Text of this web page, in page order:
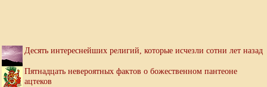
Десять интереснейших религий, которые исчезли сотни лет назад
Пятнадцать невероятных фактов о божественном пантеоне
ацтеков